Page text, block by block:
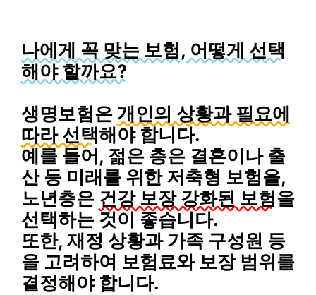
나에게 꼭 맞는 보험, 어떻게 선택
해야 할까요?
생명보험은 개인의 상황과 필요에
따라 선택해야 합니다.
예를 들어, 젊은 층은 결혼이나 출
산 등 미래를 위한저축형 보험을,
노년층은 건강 보장 강화된 보험을
선택하는 것이 좋습니다.
또한, 재정 상황과가족 구성원 등
을 고려하여 보험료와 보장 범위를
결정해야 합니다.